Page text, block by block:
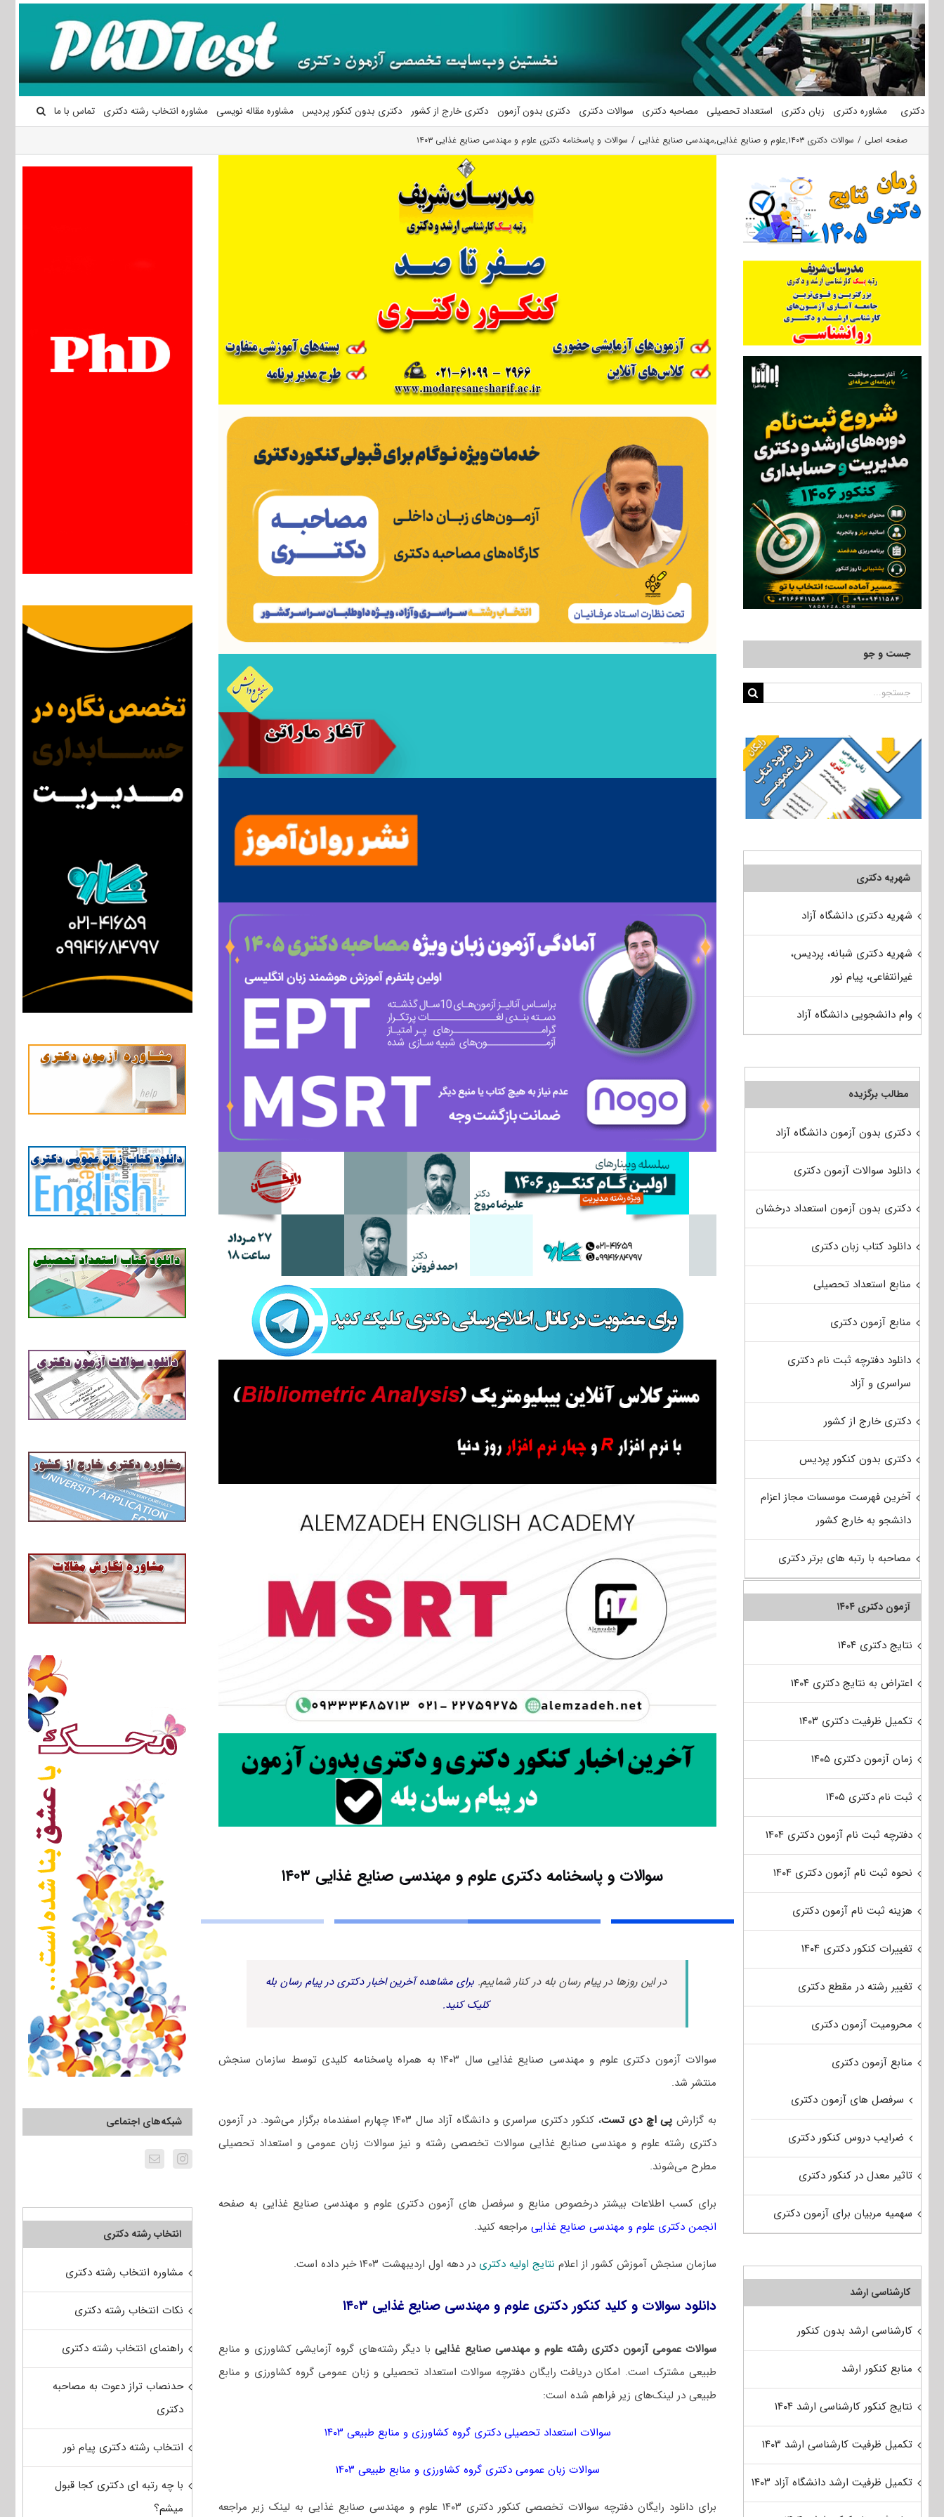
محتوا
دکتری مشاوره دکتری زبان دکتری استعداد تحصیلی مصاحبه دکتری سوالات دکتری دکتری بدون آزمون دکتری خارج از کشور دکتری بدون کنکور پردیس مشاوره مقاله نویسی مشاوره انتخاب رشته دکتری تماس با ما
صفحه اصلی سوالات دکتری ۱۴۰۳ ,علوم و صنایع غذایی,مهندسی صنایع غذایی سوالات و پاسخنامه دکتری علوم و مهندسی صنایع غذایی ۱۴۰۳
سوالات و پاسخنامه دکتری علوم و مهندسی صنایع غذایی ۱۴۰۳
در این روزها در پیام رسان بله در کنار شماییم. برای مشاهده آخرین اخبار دکتری در پیام رسان بله
کلیک کنید.
سوالات آزمون دکتری علوم و مهندسی صنایع غذایی سال ۱۴۰۳ به همراه پاسخنامه کلیدی توسط سازمان سنجش
منتشر شد.
به گزارشپی اچ دی تست
، کنکور دکتری سراسری و دانشگاه آزاد سال ۱۴۰۳ چهارم اسفندماه برگزار می‌شود. در آزمون
دکتری رشته علوم و مهندسی صنایع غذایی سوالات تخصصی رشته و نیز سوالات زبان عمومی و استعداد تحصیلی
مطرح می‌شوند.
برای کسب اطلاعات بیشتر درخصوص منابع و سرفصل های آزمون دکتری علوم و مهندسی صنایع غذایی به صفحه
انجمن دکتری علوم و مهندسی صنایع غذاییمراجعه کنید.
سازمان سنجش آموزش کشور از اعلام نتایج اولیه دکتری در دهه اول اردیبهشت ۱۴۰۳ خبر داده است.
دانلود سوالات و کلید کنکور دکتری علوم و مهندسی صنایع غذایی ۱۴۰۳
سوالات عمومی آزمون دکتری رشته علوم و مهندسی صنایع غذاییبا دیگر رشته‌های گروه آزمایشی کشاورزی و منابع
طبیعی مشترک است. امکان دریافت رایگان دفترچه سوالات استعداد تحصیلی و زبان عمومی گروه کشاورزی و منابع
طبیعی در لینک‌های زیر فراهم شده است:
سوالات استعداد تحصیلی دکتری گروه کشاورزی و منابع طبیعی ۱۴۰۳
سوالات زبان عمومی دکتری گروه کشاورزی و منابع طبیعی ۱۴۰۳
برای دانلود رایگان دفترچه سوالات تخصصی کنکور دکتری ۱۴۰۳ علوم و مهندسی صنایع غذایی به لینک زیر مراجعه
شبکه‌های اجتماعی
انتخاب رشته دکتری
مشاوره انتخاب رشته دکتری
نکات انتخاب رشته دکتری
راهنمای انتخاب رشته دکتری
حدنصاب تراز دعوت به مصاحبه
دکتری
انتخاب رشته دکتری پیام نور
با چه رتبه ای دکتری کجا قبول
میشم؟
جست و جو
جستجو
شهریه دکتری
شهریه دکتری دانشگاه آزاد
شهریه دکتری شبانه، پردیس،
غیرانتفاعی، پیام نور
وام دانشجویی دانشگاه آزاد
مطالب برگزیده
دکتری بدون آزمون دانشگاه آزاد
دانلود سوالات آزمون دکتری
دکتری بدون آزمون استعداد درخشان
دانلود کتاب زبان دکتری
منابع استعداد تحصیلی
منابع آزمون دکتری
دانلود دفترچه ثبت نام دکتری
سراسری و آزاد
دکتری خارج از کشور
دکتری بدون کنکور پردیس
آخرین فهرست موسسات مجاز اعزام
دانشجو به خارج کشور
مصاحبه با رتبه های برتر دکتری
آزمون دکتری ۱۴۰۴
نتایج دکتری ۱۴۰۴
اعتراض به نتایج دکتری ۱۴۰۴
تکمیل ظرفیت دکتری ۱۴۰۳
زمان آزمون دکتری ۱۴۰۵
ثبت نام دکتری ۱۴۰۵
دفترچه ثبت نام آزمون دکتری ۱۴۰۴
نحوه ثبت نام آزمون دکتری ۱۴۰۴
هزینه ثبت نام آزمون دکتری
تغییرات کنکور دکتری ۱۴۰۴
تغییر رشته در مقطع دکتری
محرومیت آزمون دکتری
منابع آزمون دکتری
سرفصل های آزمون دکتری
ضرایب دروس کنکور دکتری
تاثیر معدل در کنکور دکتری
سهمیه مربیان برای آزمون دکتری
کارشناسی ارشد
کارشناسی ارشد بدون کنکور
منابع کنکور ارشد
نتایج کنکور کارشناسی ارشد ۱۴۰۴
تکمیل ظرفیت کارشناسی ارشد ۱۴۰۳
تکمیل ظرفیت ارشد دانشگاه آزاد ۱۴۰۳